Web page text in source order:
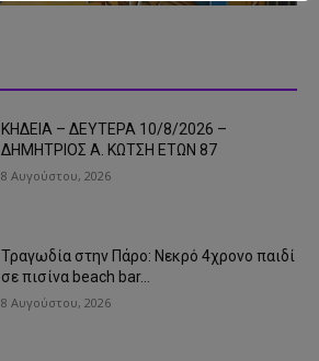
ΚΗΔΕΙΑ – ΔΕΥΤΕΡΑ 10/8/2026 –
ΔΗΜΗΤΡΙΟΣ Α. ΚΩΤΣΗ ΕΤΩΝ 87
8 Αυγούστου, 2026
Τραγωδία στην Πάρο: Νεκρό 4χρονο παιδί
σε πισίνα beach bar…
8 Αυγούστου, 2026